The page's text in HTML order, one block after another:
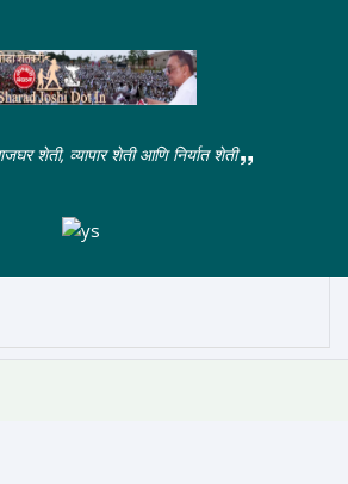
शेती, व्यापार शेती आणि निर्यात शेती